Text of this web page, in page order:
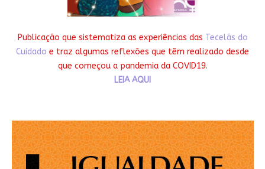
Publicação que sistematiza as experiências das Tecelãs do
Cuidado e traz algumas reflexões que têm realizado desde
que começou a pandemia da COVID19.
LEIA AQUI